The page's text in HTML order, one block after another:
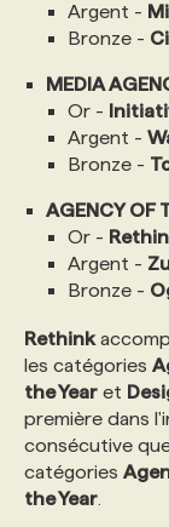
Argent -
Bronze -
MEDIA
Or -
Argent -
Bronze -
AGENCY OF
Or -
Argent -
Bronze -
Rethink
les catégories
the Year et
première dans
consécutive
catégories
the Year